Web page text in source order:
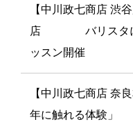
【中川政七商店 渋
店 バリスタによ
ッスン開催
【中川政七商店 奈
年に触れる体験」